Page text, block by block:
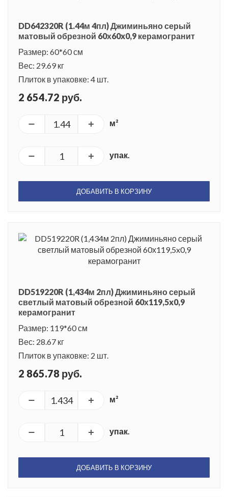
DD642320R (1.44м 4пл) Джиминьяно серый
матовый обрезной 60х60x0,9 керамогранит
Размер: 60*60 см
Вес: 29.69 кг
Плиток в упаковке: 4 шт.
2 654.72 руб.
м²
упак.
ДОБАВИТЬ В КОРЗИНУ
DD519220R (1,434м 2пл) Джиминьяно серый
светлый матовый обрезной 60х119,5x0,9
керамогранит
Размер: 119*60 см
Вес: 28.67 кг
Плиток в упаковке: 2 шт.
2 865.78 руб.
м²
упак.
ДОБАВИТЬ В КОРЗИНУ